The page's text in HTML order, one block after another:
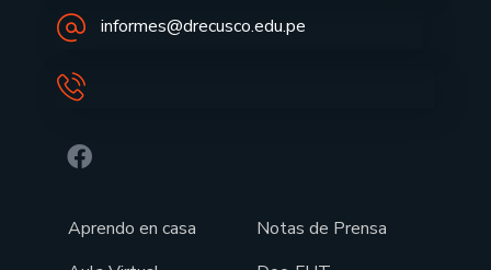
informes@drecusco.edu.pe
Aprendo en casa
Notas de Prensa